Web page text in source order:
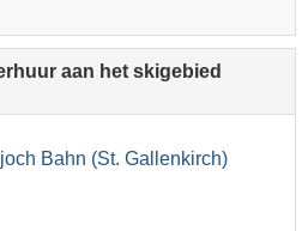
aan het skigebied
Bahn (St. Gallenkirch)